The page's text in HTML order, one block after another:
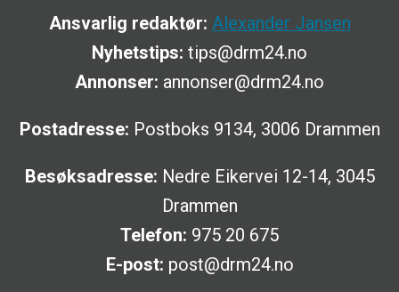
Ansvarlig redaktør: Alexander Jansen
Nyhetstips: tips@drm24.no
Annonser: annonser@drm24.no
Postadresse: Postboks 9134, 3006 Drammen
Besøksadresse: Nedre Eikervei 12-14, 3045
Drammen
Telefon: 975 20 675
E-post: post@drm24.no